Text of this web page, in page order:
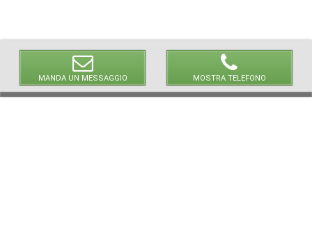
MANDA UN MESSAGGIO MOSTRA TELEFONO